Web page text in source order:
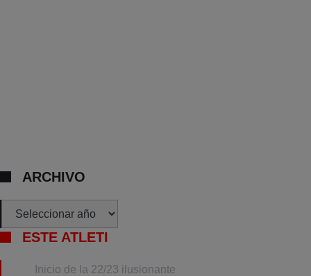
ARCHIVO
Archivos
ESTE ATLETI
Inicio de la 22/23 ilusionante